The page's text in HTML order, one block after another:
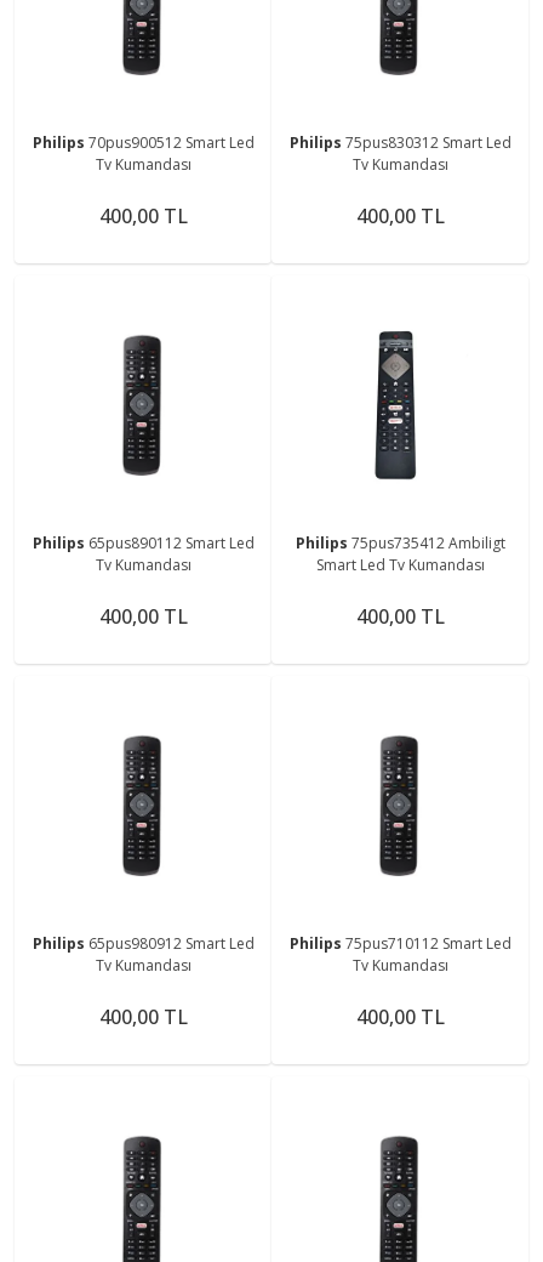
Philips 70pus900512 Smart Led
Tv Kumandası
400,00 TL
Philips 75pus830312 Smart Led
Tv Kumandası
400,00 TL
Philips 65pus890112 Smart Led
Tv Kumandası
400,00 TL
Philips 75pus735412 Ambiligt
Smart Led Tv Kumandası
400,00 TL
Philips 65pus980912 Smart Led
Tv Kumandası
400,00 TL
Philips 75pus710112 Smart Led
Tv Kumandası
400,00 TL